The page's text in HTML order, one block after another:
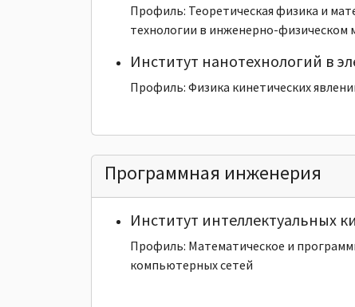
Профиль: Теоретическая физика и
технологии в инженерно-
Институт нанотехнологий в
Профиль: Физика кинетических
Программная инженерия
Институт интеллектуальных
Профиль: Математическое и
компьютерных сетей